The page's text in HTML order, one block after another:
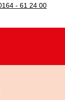
- 61 24 00